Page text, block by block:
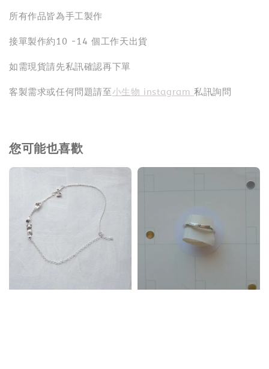
所有作品皆為手工製作
接單製作約10 -14 個工作天出貨
如需現貨請先私訊確認再下單
客製需求或任何問題請至小生物 instagram私訊詢問
您可能也喜歡